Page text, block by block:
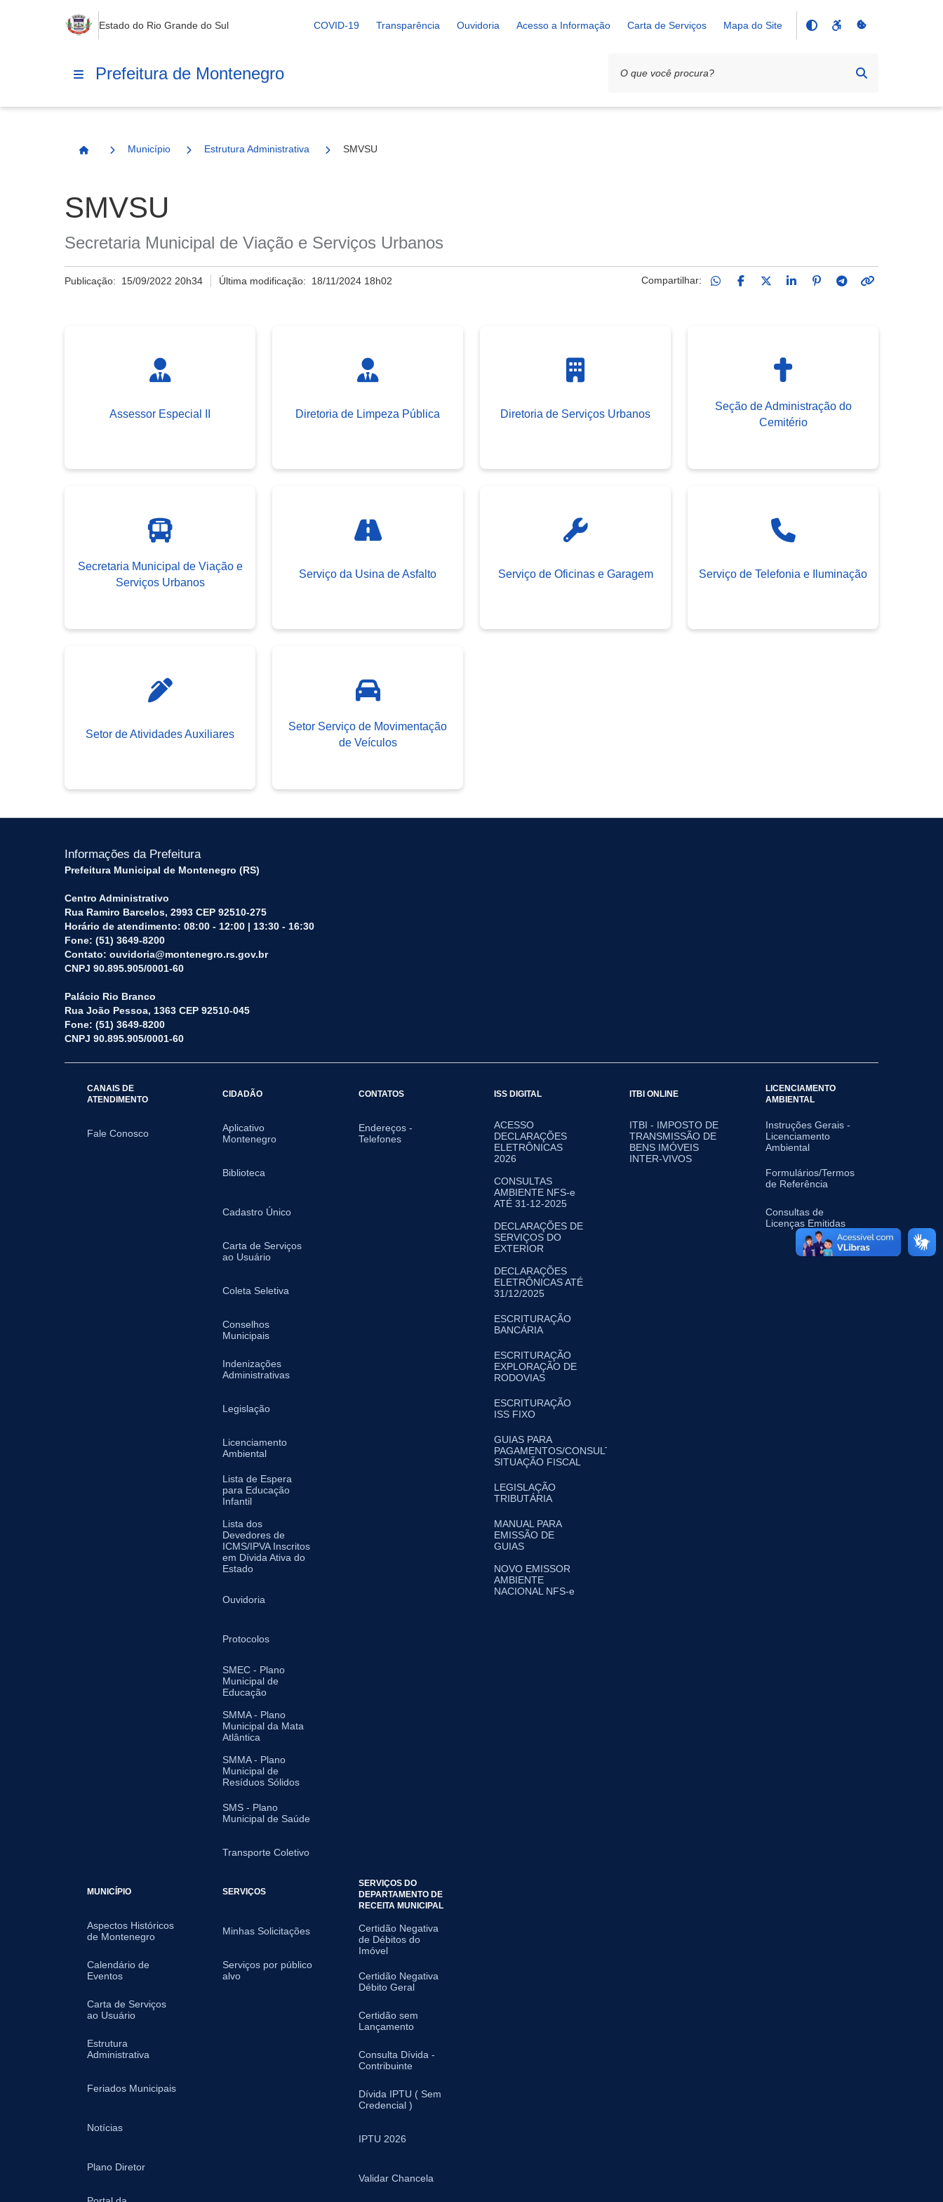
Estado do Rio Grande do Sul COVID-19 Transparência Ouvidoria Acesso a Informação Carta de Serviços Mapa do Site
Prefeitura de Montenegro
Página Inicial
Município Estrutura Administrativa SMVSU
SMVSU
Secretaria Municipal de Viação e Serviços Urbanos
Publicação: 15/09/2022 20h34 Última modificação: 18/11/2024 18h02 Compartilhar:
Assessor Especial II Diretoria de Limpeza Pública Diretoria de Serviços Urbanos
Seção de Administração do
Cemitério
Secretaria Municipal de Viação e
Serviços Urbanos
Serviço da Usina de Asfalto Serviço de Oficinas e Garagem Serviço de Telefonia e Iluminação
Setor de Atividades Auxiliares
Setor Serviço de Movimentação
de Veículos
Informações da Prefeitura
Prefeitura Municipal de Montenegro (RS)
Centro Administrativo
Rua Ramiro Barcelos, 2993 CEP 92510-275
Horário de atendimento: 08:00 - 12:00 | 13:30 - 16:30
Fone: (51) 3649-8200
Contato: ouvidoria@montenegro.rs.gov.br
CNPJ 90.895.905/0001-60
Palácio Rio Branco
Rua João Pessoa, 1363 CEP 92510-045
Fone: (51) 3649-8200
CNPJ 90.895.905/0001-60
CANAIS DE
ATENDIMENTO
Fale Conosco
CIDADÃO
Aplicativo
Montenegro
Biblioteca
Cadastro Único
Carta de Serviços
ao Usuário
Coleta Seletiva
Conselhos
Municipais
Indenizações
Administrativas
Legislação
Licenciamento
Ambiental
Lista de Espera
para Educação
Infantil
Lista dos
Devedores de
ICMS/IPVA Inscritos
em Dívida Ativa do
Estado
Ouvidoria
Protocolos
SMEC - Plano
Municipal de
Educação
SMMA - Plano
Municipal da Mata
Atlântica
SMMA - Plano
Municipal de
Resíduos Sólidos
SMS - Plano
Municipal de Saúde
Transporte Coletivo
CONTATOS
Endereços -
Telefones
ISS DIGITAL
ACESSO
DECLARAÇÕES
ELETRÔNICAS
2026
CONSULTAS
AMBIENTE NFS-e
ATÉ 31-12-2025
DECLARAÇÕES DE
SERVIÇOS DO
EXTERIOR
DECLARAÇÕES
ELETRÔNICAS ATÉ
31/12/2025
ESCRITURAÇÃO
BANCÁRIA
ESCRITURAÇÃO
EXPLORAÇÃO DE
RODOVIAS
ESCRITURAÇÃO
ISS FIXO
GUIAS PARA
PAGAMENTOS/CONSULTA
SITUAÇÃO FISCAL
LEGISLAÇÃO
TRIBUTÁRIA
MANUAL PARA
EMISSÃO DE
GUIAS
NOVO EMISSOR
AMBIENTE
NACIONAL NFS-e
ITBI ONLINE
ITBI - IMPOSTO DE
TRANSMISSÃO DE
BENS IMÓVEIS
INTER-VIVOS
LICENCIAMENTO
AMBIENTAL
Instruções Gerais -
Licenciamento
Ambiental
Formulários/Termos
de Referência
Consultas de
Licenças Emitidas
MUNICÍPIO
Aspectos Históricos
de Montenegro
Calendário de
Eventos
Carta de Serviços
ao Usuário
Estrutura
Administrativa
Feriados Municipais
Notícias
Plano Diretor
SERVIÇOS
Minhas Solicitações
Serviços por público
alvo
SERVIÇOS DO
DEPARTAMENTO DE
RECEITA MUNICIPAL
Certidão Negativa
de Débitos do
Imóvel
Certidão Negativa
Débito Geral
Certidão sem
Lançamento
Consulta Dívida -
Contribuinte
Dívida IPTU ( Sem
Credencial )
IPTU 2026
Validar Chancela